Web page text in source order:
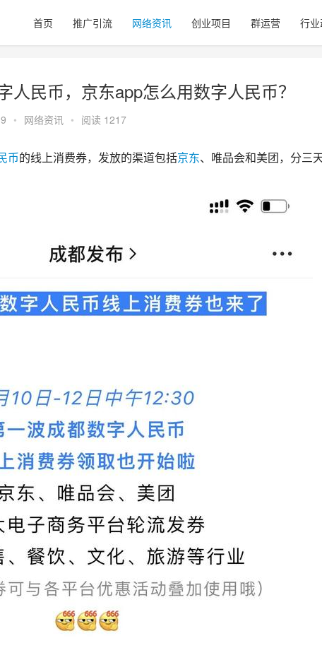
首页 推广引流 网络资讯 创业项目 群运营 行
人民币，京东app怎么用数字人民币？
• 网络资讯 • 阅读 1217
币的线上消费券，发放的渠道包括京东、 唯品会和美团，分三